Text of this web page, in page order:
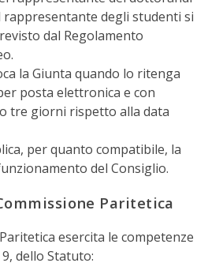
rappresentante degli studenti si
dal Regolamento
la Giunta quando lo ritenga
posta elettronica e con
tre giorni rispetto alla data
per quanto compatibile, la
del Consiglio.
Paritetica
esercita le competenze
9, dello Statuto: